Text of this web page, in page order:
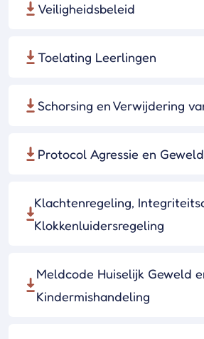
Veiligheidsbeleid
Toelating Leerlingen
Schorsing en Verwijdering
Protocol Agressie en Geweld
Klachtenregeling,
Klokkenluidersregeling
Meldcode Huiselijk Geweld
Kindermishandeling